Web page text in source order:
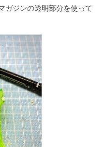
ガジンの透明部分を使って